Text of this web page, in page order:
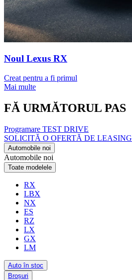
Noul Lexus RX
Creat pentru a fi primul
Mai multe
FĂ URMĂTORUL PAS
Programare TEST DRIVE
SOLICITĂ O OFERTĂ DE LEASING
Automobile noi
Automobile noi
Toate modelele
RX
LBX
NX
ES
RZ
LX
GX
LM
Auto în stoc
Broșuri